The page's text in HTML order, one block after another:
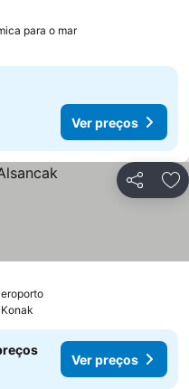
para o mar
Ver preços
Partilhar
Ver preços